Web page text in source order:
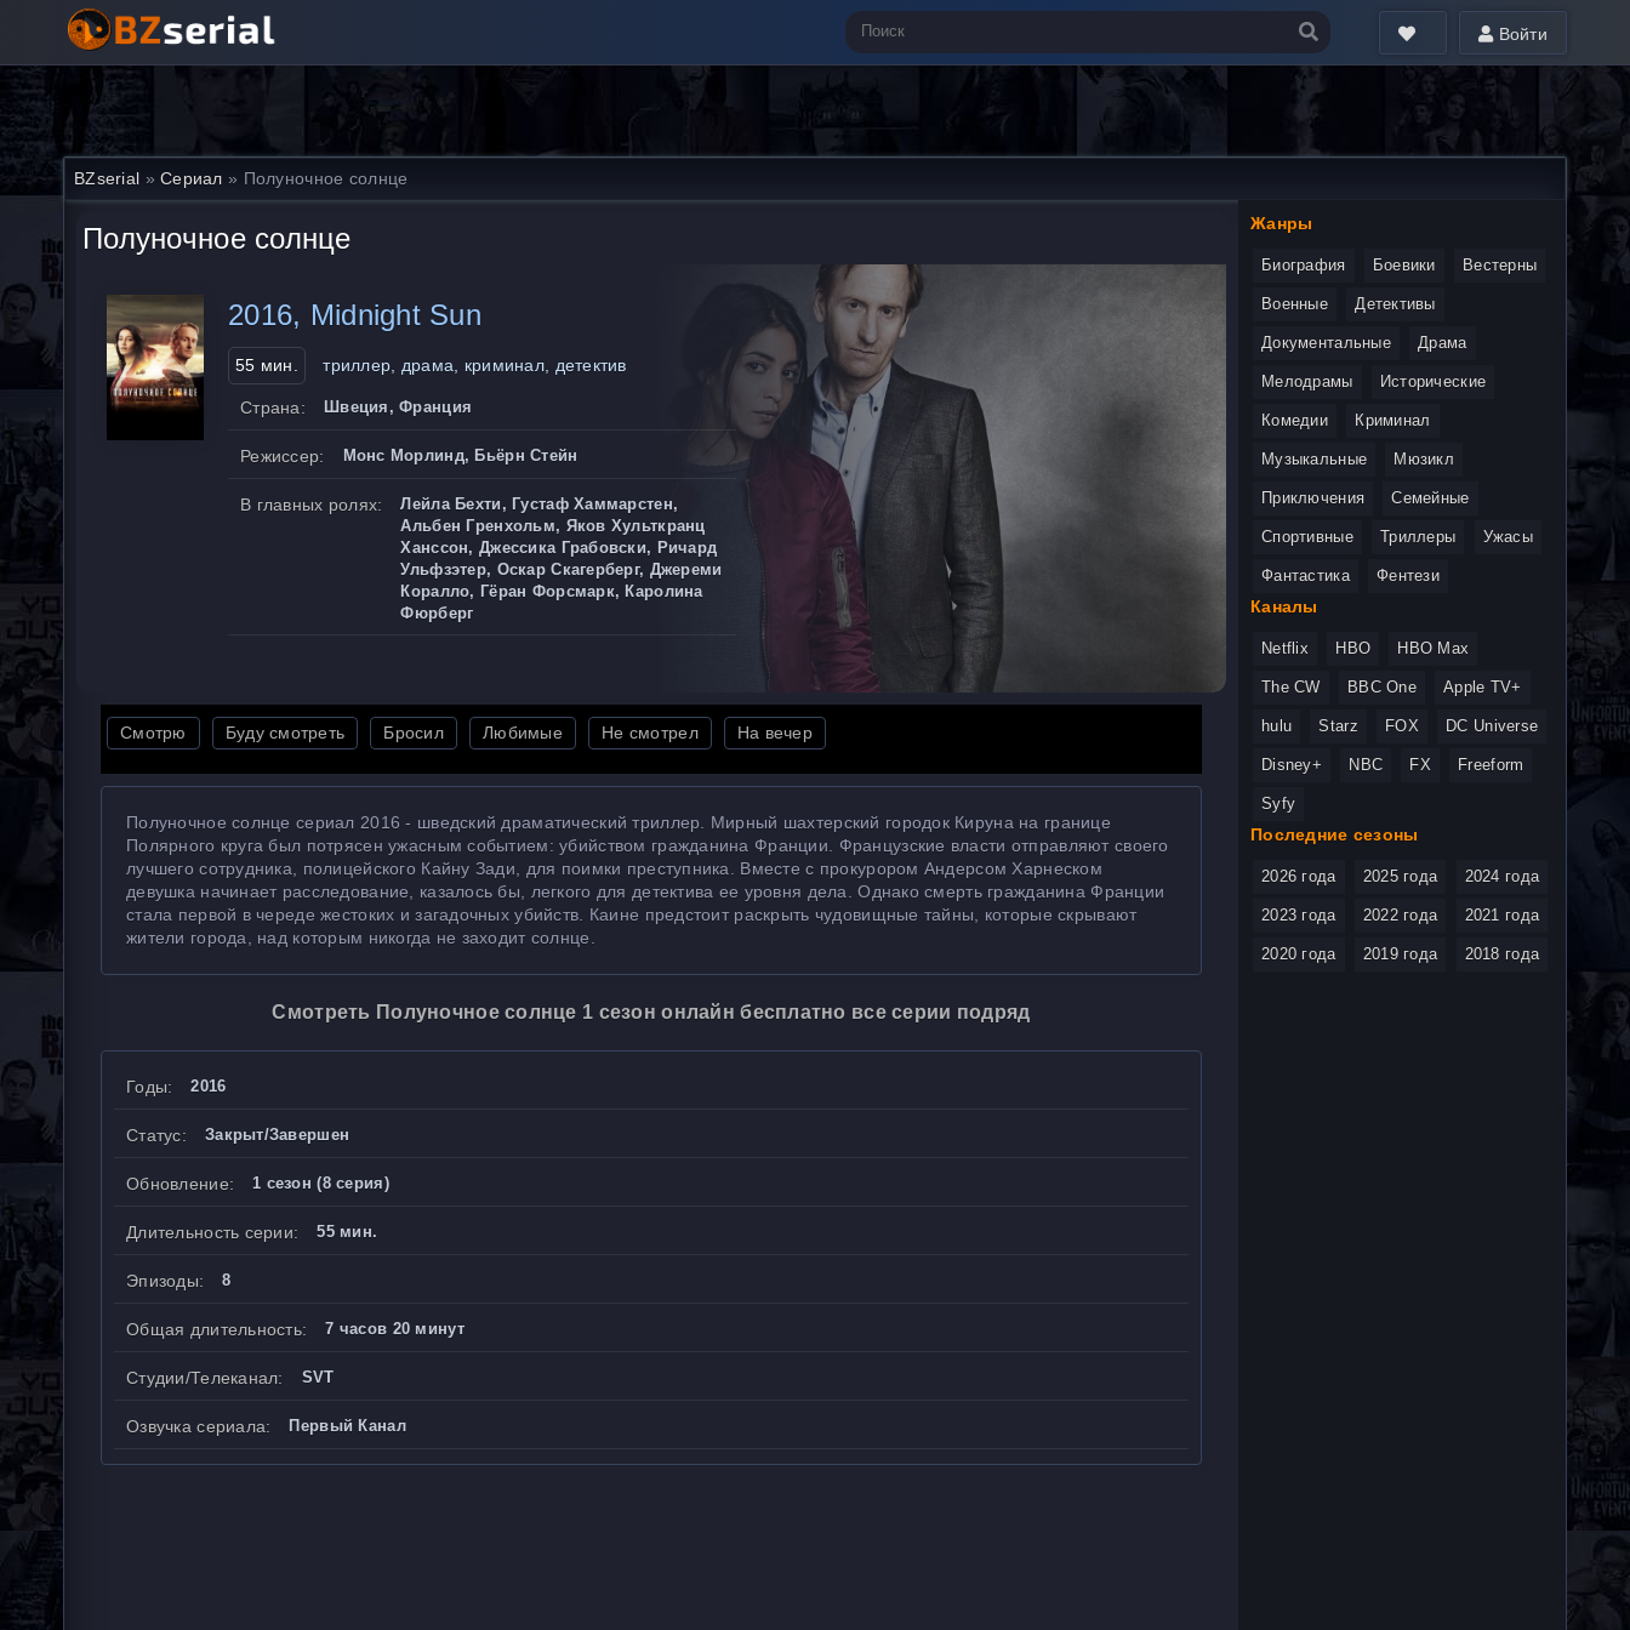
Войти
BZserial »Сериал » Полуночное солнце
Полуночное солнце
2016, Midnight Sun
55 мин. триллер, драма, криминал, детектив
Страна: Швеция, Франция
Режиссер: Монс Морлинд, Бьёрн Стейн
В главных ролях:
Лейла Бехти, Густаф Хаммарстен,
Альбен Гренхольм, Яков Хульткранц
Ханссон, Джессика Грабовски, Ричард
Ульфзэтер, Оскар Скагерберг, Джереми
Коралло, Гёран Форсмарк, Каролина
Фюрберг
Смотрю Буду смотреть Бросил Любимые Не смотрел На вечер
Полуночное солнце сериал 2016 - шведский драматический триллер. Мирный шахтерский городок Кируна на границе
Полярного круга был потрясен ужасным событием: убийством гражданина Франции. Французские власти отправляют своего
лучшего сотрудника, полицейского Кайну Зади, для поимки преступника. Вместе с прокурором Андерсом Харнеском
девушка начинает расследование, казалось бы, легкого для детектива ее уровня дела. Однако смерть гражданина Франции
стала первой в череде жестоких и загадочных убийств. Каине предстоит раскрыть чудовищные тайны, которые скрывают
жители города, над которым никогда не заходит солнце.
Смотреть Полуночное солнце 1 сезон онлайн бесплатно все серии подряд
Годы: 2016
Статус: Закрыт/Завершен
Обновление: 1 сезон (8 серия)
Длительность серии: 55 мин.
Эпизоды: 8
Общая длительность: 7 часов 20 минут
Студии/Телеканал: SVT
Озвучка сериала: Первый Канал
Жанры
Биография Боевики Вестерны
Военные Детективы
Документальные Драма
Мелодрамы Исторические
Комедии Криминал
Музыкальные Мюзикл
Приключения Семейные
Спортивные Триллеры Ужасы
Фантастика Фентези
Каналы
Netflix HBO HBO Max
The CW BBC One Apple TV+
hulu Starz FOX DC Universe
Disney+ NBC FX Freeform
Syfy
Последние сезоны
2026 года 2025 года 2024 года
2023 года 2022 года 2021 года
2020 года 2019 года 2018 года